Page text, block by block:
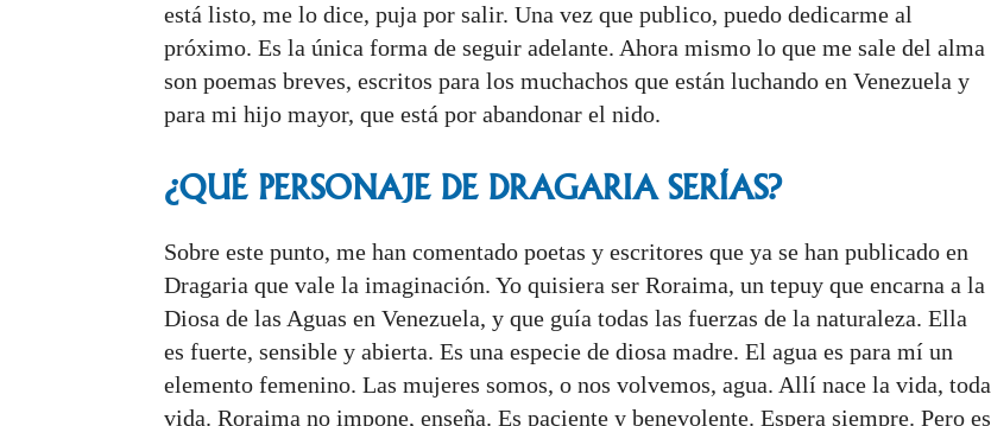
está listo, me lo dice, puja por salir. Una vez que publico, puedo dedicarme al
próximo. Es la única forma de seguir adelante. Ahora mismo lo que me sale del alma
son poemas breves, escritos para los muchachos que están luchando en Venezuela y
para mi hijo mayor, que está por abandonar el nido.
¿QUÉ PERSONAJE DE DRAGARIASERÍAS?
Sobre este punto, me han comentado poetas y escritores que ya se han publicado en
Dragaria que vale la imaginación. Yo quisiera ser Roraima, un tepuy que encarna a la
Diosa de las Aguas en Venezuela, y que guía todas las fuerzas de la naturaleza. Ella
es fuerte, sensible y abierta. Es una especie de diosa madre. El agua es para mí un
elemento femenino. Las mujeres somos, o nos volvemos, agua. Allí nace la vida, toda
vida. Roraima no impone, enseña. Es paciente y benevolente. Espera siempre. Pero es